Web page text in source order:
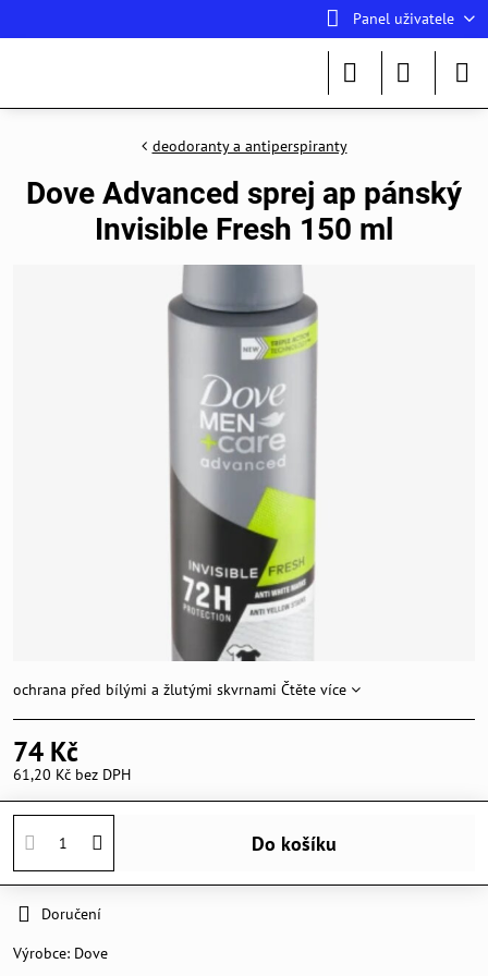
Panel uživatele
deodoranty a antiperspiranty
Dove Advanced sprej ap pánský
Invisible Fresh 150 ml
ochrana před bílými a žlutými skvrnami Čtěte více
74 Kč
61,20 Kč bez DPH
Do košíku
Doručení
Výrobce: Dove